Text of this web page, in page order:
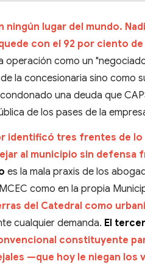
ningún lugar del mundo.
con el 92 por ciento
operación como un
la concesionaria sino como
una deuda que
de los pases de la
identificó tres frentes de
al municipio sin defensa
es la mala praxis de los
como en la propia
del Catedral como
cualquier demanda. El
constituyente
—que hoy le niegan los